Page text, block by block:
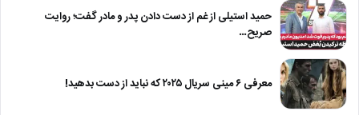
حمید استیلی از غم از دست دادن پدر و مادر گفت؛ روایت
صریح…
معرفی ۶ مینی سریال ۲۰۲۵ که نباید از دست بدهید!